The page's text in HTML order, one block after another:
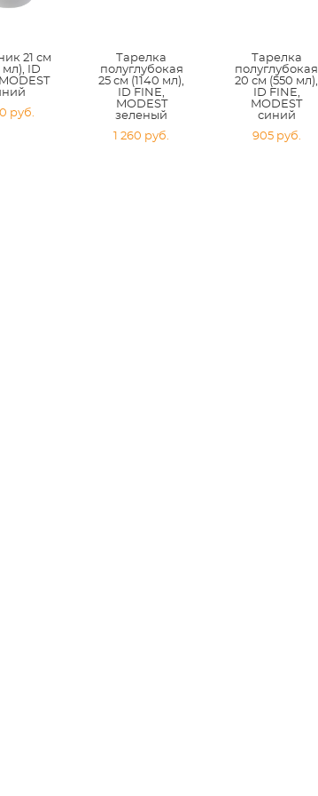
21 см
мл), ID
pуб.
Тарелка
полуглубокая
25 см (1140 мл),
ID FINE,
MODEST
зеленый
1 260 pуб.
Тарелка
полуглубокая
20 см (550 мл),
ID FINE,
MODEST
синий
905 pуб.